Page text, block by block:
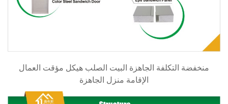
منخفضة التكلفة الجاهزة البيت الصلب هيكل مؤقت العمال
الإقامة منزل الجاهزة